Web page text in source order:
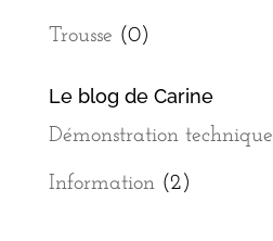
Trousse (0)
Le blog de Carine
Démonstration technique
Information(2)